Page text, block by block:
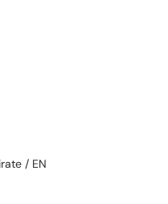
Salvatore Ferragamo
/ EN